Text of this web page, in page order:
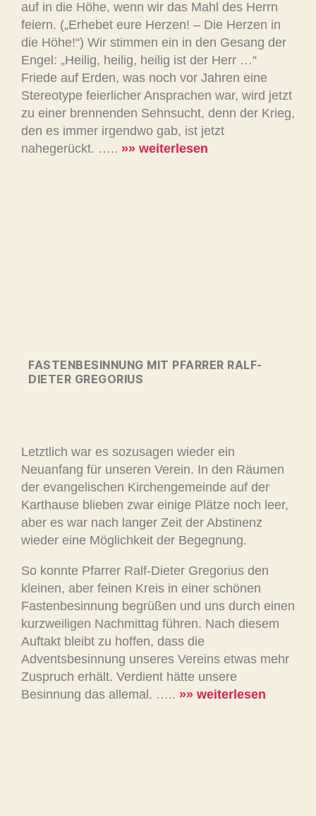
auf in die Höhe, wenn wir das Mahl des Herrn
feiern. („Erhebet eure Herzen! – Die Herzen in
die Höhe!“) Wir stimmen ein in den Gesang der
Engel: „Heilig, heilig, heilig ist der Herr …“
Friede auf Erden, was noch vor Jahren eine
Stereotype feierlicher Ansprachen war, wird jetzt
zu einer brennenden Sehnsucht, denn der Krieg,
den es immer irgendwo gab, ist jetzt
nahegerückt. ….. »» weiterlesen
FASTENBESINNUNG MIT PFARRER RALF-
DIETER GREGORIUS
Letztlich war es sozusagen wieder ein
Neuanfang für unseren Verein. In den Räumen
der evangelischen Kirchengemeinde auf der
Karthause blieben zwar einige Plätze noch leer,
aber es war nach langer Zeit der Abstinenz
wieder eine Möglichkeit der Begegnung.
So konnte Pfarrer Ralf-Dieter Gregorius den
kleinen, aber feinen Kreis in einer schönen
Fastenbesinnung begrüßen und uns durch einen
kurzweiligen Nachmittag führen. Nach diesem
Auftakt bleibt zu hoffen, dass die
Adventsbesinnung unseres Vereins etwas mehr
Zuspruch erhält. Verdient hätte unsere
Besinnung das allemal. ….. »» weiterlesen